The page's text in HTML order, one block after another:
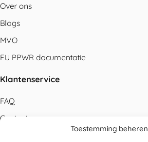
Toestemming beheren
Over ons
Blogs
MVO
EU PPWR documentatie
Klantenservice
FAQ
Contact